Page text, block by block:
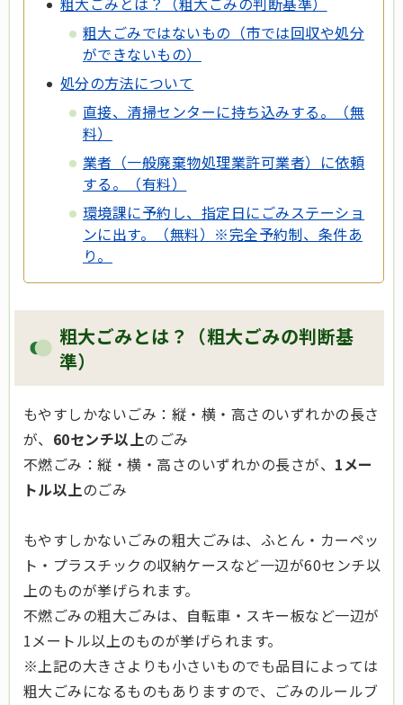
粗大ごみではないもの（市では回収や処分
ができないもの）
処分の方法について
直接、清掃センターに持ち込みする。（無
料）
業者（一般廃棄物処理業許可業者）に依頼
する。（有料）
環境課に予約し、指定日にごみステーショ
ンに出す。（無料）※完全予約制、条件あ
り。
粗大ごみとは？（粗大ごみの判断基
準）
もやすしかないごみ：縦・横・高さのいずれかの長さ
が、 60センチ以上のごみ
不燃ごみ：縦・横・高さのいずれかの長さが、 1メー
トル以上のごみ
もやすしかないごみの粗大ごみは、ふとん・カーペッ
ト・プラスチックの収納ケースなど一辺が60センチ以
上のものが挙げられます。
不燃ごみの粗大ごみは、自転車・スキー板など一辺が
1メートル以上のものが挙げられます。
※上記の大きさよりも小さいものでも品目によっては
粗大ごみになるものもありますので、ごみのルールブ